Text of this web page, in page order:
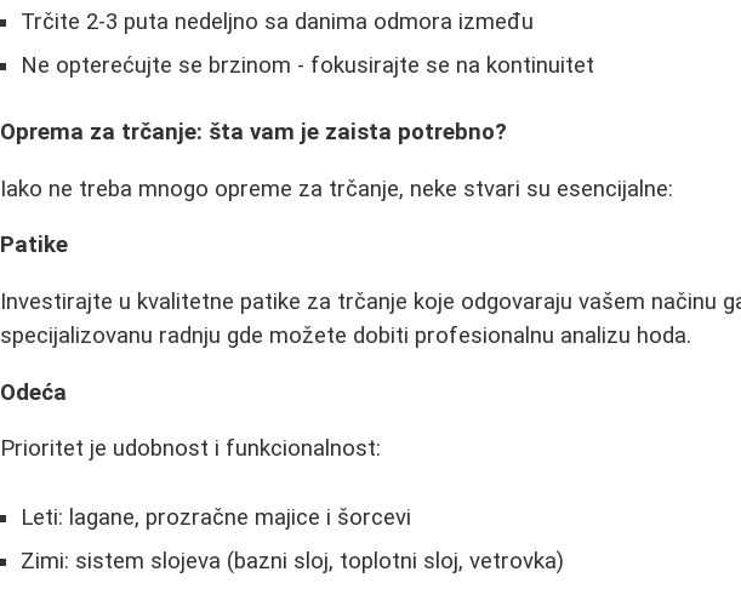
Trčite 2-3 puta nedeljno sa danima odmora između
Ne opterećujte se brzinom - fokusirajte se na kontinuitet
Oprema za trčanje: šta vam je zaista potrebno?
Iako ne treba mnogo opreme za trčanje, neke stvari su esencijalne:
Patike
Investirajte u kvalitetne patike za trčanje koje odgovaraju vašem načinu
specijalizovanu radnju gde možete dobiti profesionalnu analizu hoda.
Odeća
Prioritet je udobnost i funkcionalnost:
Leti: lagane, prozračne majice i šorcevi
Zimi: sistem slojeva (bazni sloj, toplotni sloj, vetrovka)